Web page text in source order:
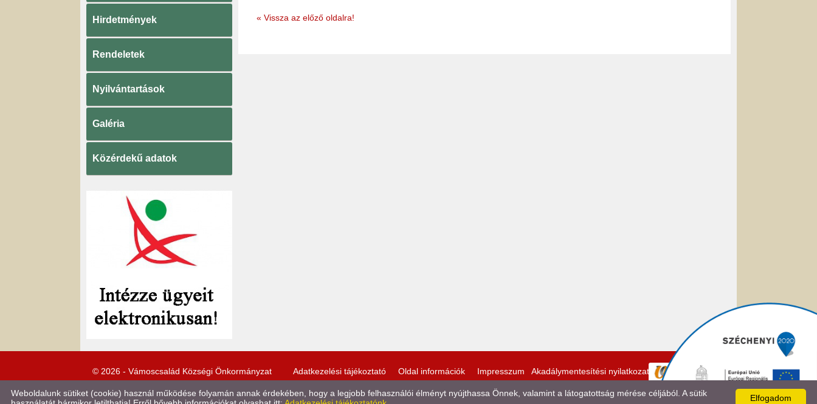
Hirdetmények
Rendeletek
Nyilvántartások
Galéria
Közérdekű adatok
« Vissza az előző oldalra!
© 2026 - Vámoscsalád Községi Önkormányzat Adatkezelési tájékoztató Oldal információk Impresszum Akadálymentesítési nyilatkozat
Elfogadom
Weboldalunk sütiket (cookie) használ működése folyamán annak érdekében, hogy a legjobb felhasználói élményt nyújthassa Önnek, valamint a látogatottság mérése céljából. A sütik